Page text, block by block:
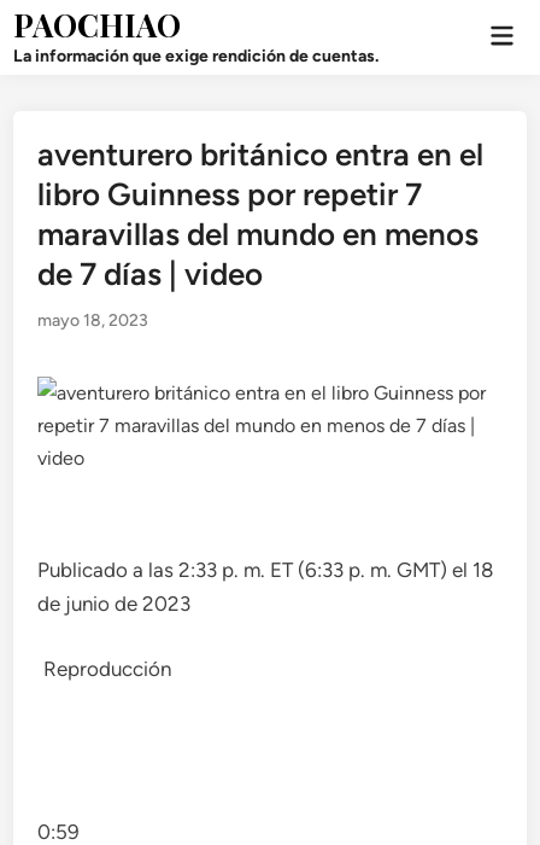
Saltar
contenido
PAOCHIAO
La información que exige rendición de cuentas.
Publicado
en
aventurero británico entra en el
libro Guinness por repetir 7
maravillas del mundo en menos
de 7 días | video
mayo 18, 2023
Publicado a las 2:33 p. m. ET (6:33 p. m. GMT) el 18
de junio de 2023
Reproducción
0:59